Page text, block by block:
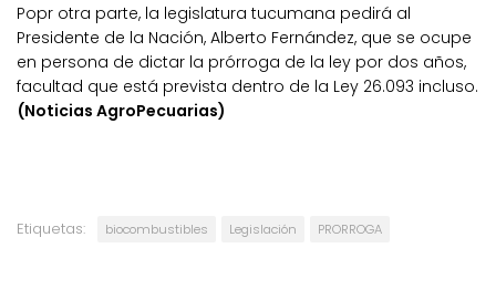
Popr otra parte, la legislatura tucumana pedirá al
Presidente de la Nación, Alberto Fernández, que se ocupe
en persona de dictar la prórroga de la ley por dos años,
facultad que está prevista dentro de la Ley 26.093 incluso.
(Noticias AgroPecuarias)
Etiquetas: biocombustibles Legislación PRORROGA